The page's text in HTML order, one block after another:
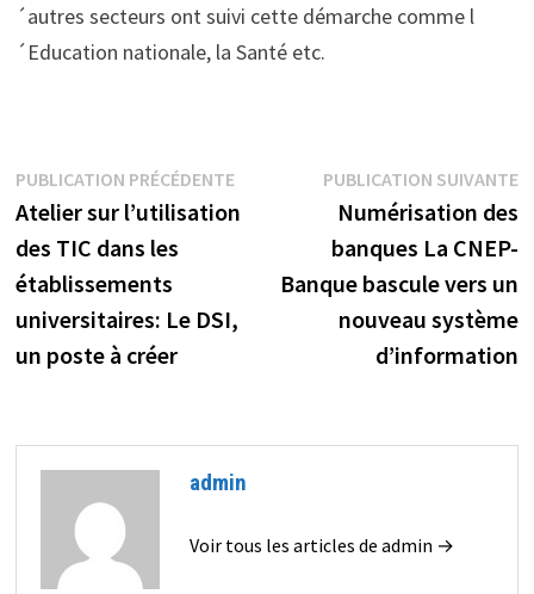
´autres secteurs ont suivi cette démarche comme l
´Education nationale, la Santé etc.
Navigation
de
l’article
PUBLICATION PRÉCÉDENTEPublication
précédente :
Atelier sur l’utilisation
des TIC dans les
établissements
universitaires: Le DSI,
un poste à créer
PUBLICATION SUIVANTE
Numérisation des
banques La CNEP-
Banque bascule vers un
nouveau système
d’information
admin
Voir tous les articles de admin →